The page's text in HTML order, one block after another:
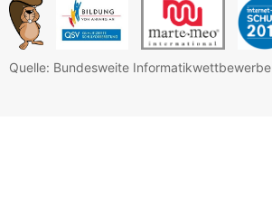
Quelle: Bundesweite Informatikwettbewerbe